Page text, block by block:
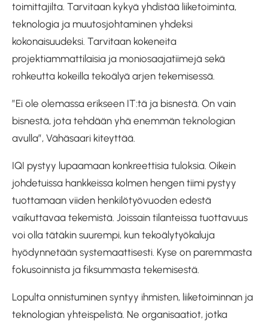
toimittajilta. Tarvitaan kykyä yhdistää liiketoiminta,
teknologia ja muutosjohtaminen yhdeksi
kokonaisuudeksi. Tarvitaan kokeneita
projektiammattilaisia ja moniosaajatiimejä sekä
rohkeutta kokeilla tekoälyä arjen tekemisessä.
”Ei ole olemassa erikseen IT:tä ja bisnestä. On vain
bisnestä, jota tehdään yhä enemmän teknologian
avulla”, Vähäsaari kiteyttää.
IQI pystyy lupaamaan konkreettisia tuloksia. Oikein
johdetuissa hankkeissa kolmen hengen tiimi pystyy
tuottamaan viiden henkilötyövuoden edestä
vaikuttavaa tekemistä. Joissain tilanteissa tuottavuus
voi olla tätäkin suurempi, kun tekoälytyökaluja
hyödynnetään systemaattisesti. Kyse on paremmasta
fokusoinnista ja fiksummasta tekemisestä.
Lopulta onnistuminen syntyy ihmisten, liiketoiminnan ja
teknologian yhteispelistä. Ne organisaatiot, jotka